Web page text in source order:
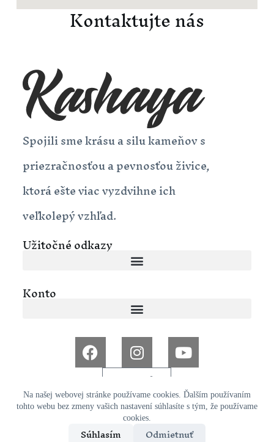
Na našej webovej stránke používame cookies. Ďalším používaním
tohto webu bez zmeny vašich nastavení súhlasíte s tým, že používame
cookies.
Súhlasím Odmietnuť
Kontaktujte nás
Spojili sme krásu a silu kameňov s
priezračnosťou a pevnosťou živice,
ktorá ešte viac vyzdvihne ich
veľkolepý vzhľad.
Užitočné odkazy
Konto
Copyright © 2026 E-Shop - KASHAYA | Powered by E-